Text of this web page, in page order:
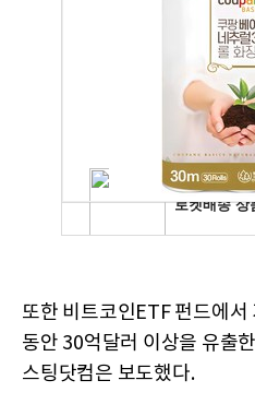
또한 비트코인ETF 펀드에
동안 30억달러 이상을 유출
스팅닷컴은 보도했다.